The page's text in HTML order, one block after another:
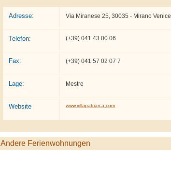
Adresse: Via Miranese 25, 30035 - Mirano Venice
Telefon: (+39) 041 43 00 06
Fax: (+39) 041 57 02 07 7
Lage: Mestre
Website www.villapatriarca.com
Andere Ferienwohnungen